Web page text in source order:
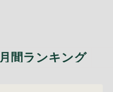
月間ランキング